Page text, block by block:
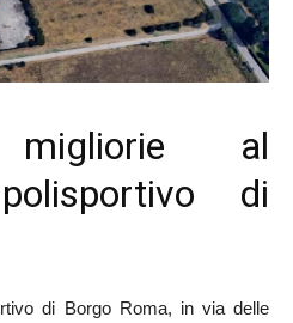
migliorie al
di
di Borgo Roma, in via delle